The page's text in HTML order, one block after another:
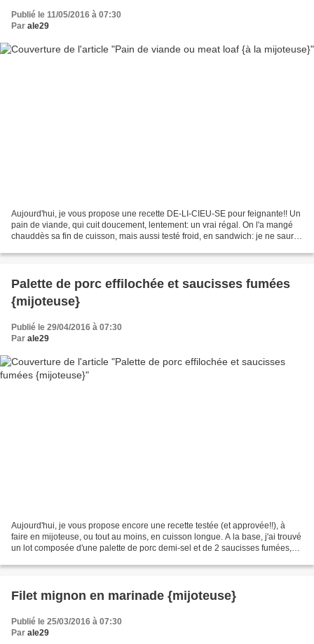
Publié le 11/05/2016 à 07:30
Par ale29
Aujourd'hui, je vous propose une recette DE-LI-CIEU-SE pour feignante!! Un
pain de viande, qui cuit doucement, lentement: un vrai régal. On l'a mangé
chauddès sa fin de cuisson, mais aussi testé froid, en sandwich: je ne saurai
Palette de porc effilochée et saucisses fumées
{mijoteuse}
Publié le 29/04/2016 à 07:30
Par ale29
Aujourd'hui, je vous propose encore une recette testée (et approvée!!), à
faire en mijoteuse, ou tout au moins, en cuisson longue. A la base, j'ai trouvé
un lot composée d'une palette de porc demi-sel et de 2 saucisses fumées,
Filet mignon en marinade {mijoteuse}
Publié le 25/03/2016 à 07:30
Par ale29